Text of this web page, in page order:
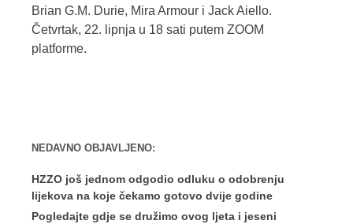
Brian G.M. Durie, Mira Armour i Jack Aiello.
Četvrtak, 22. lipnja u 18 sati putem ZOOM
platforme.
NEDAVNO OBJAVLJENO:
HZZO još jednom odgodio odluku o odobrenju
lijekova na koje čekamo gotovo dvije godine
Pogledajte gdje se družimo ovog ljeta i jeseni